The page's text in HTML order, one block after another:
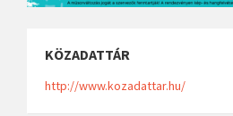
KÖZADATTÁR
http://www.kozadattar.hu/